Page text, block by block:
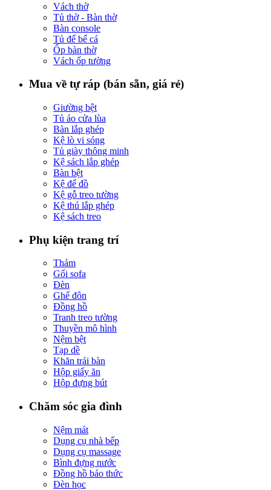
Vách thờ
Tủ thờ - Bàn thờ
Bàn console
Tủ để bể cá
Ốp bàn thờ
Vách ốp tường
Mua về tự ráp (bán sẵn, giá rẻ)
Giường bệt
Tủ áo cửa lùa
Bàn lắp ghép
Kệ lò vi sóng
Tủ giày thông minh
Kệ sách lắp ghép
Bàn bệt
Kệ để đồ
Kệ gỗ treo tường
Kệ thú lắp ghép
Kệ sách treo
Phụ kiện trang trí
Thảm
Gối sofa
Đèn
Ghế đôn
Đồng hồ
Tranh treo tường
Thuyền mô hình
Nệm bệt
Tạp dề
Khăn trải bàn
Hộp giấy ăn
Hộp đựng bút
Chăm sóc gia đình
Nệm mát
Dụng cụ nhà bếp
Dụng cụ massage
Bình đựng nước
Đồng hồ báo thức
Đèn học